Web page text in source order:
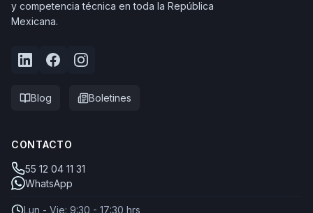
y competencia técnica en toda la República
Mexicana.
Blog Boletines
CONTACTO
55 12 04 11 31
WhatsApp
Lun - Vie: 9:30 - 17:30 hrs